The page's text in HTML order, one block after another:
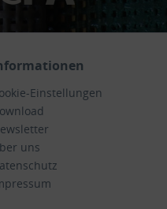
Einstellungen
uns